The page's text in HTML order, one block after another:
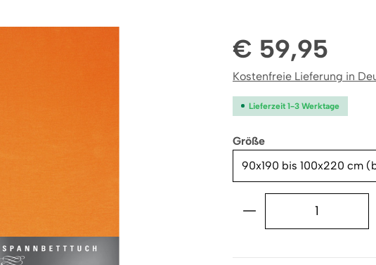
€ 59,95
Kostenfreie Lieferung in
Lieferzeit 1-3 Werktage
Größeauswählen
Produkt Anzahl: